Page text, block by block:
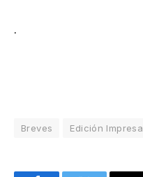
.
Breves Edición Impresa